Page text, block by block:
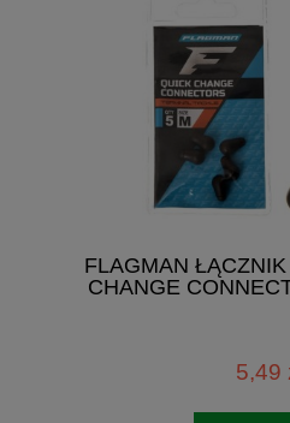
FLAGMAN
CHANGE
5,49